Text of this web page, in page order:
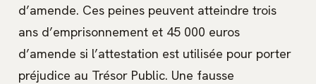
d’amende. Ces peines peuvent atteindre trois
ans d’emprisonnement et 45 000 euros
d’amende si l’attestation est utilisée pour porter
préjudice au Trésor Public. Une fausse